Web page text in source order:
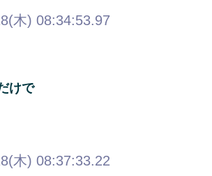
木) 08:34:53.97
けで
木) 08:37:33.22